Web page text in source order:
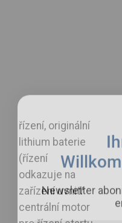
řízení, originální
lithium baterie
(řízení
odkazuje na
zařízení uvnitř
centrální motor
Newsletter